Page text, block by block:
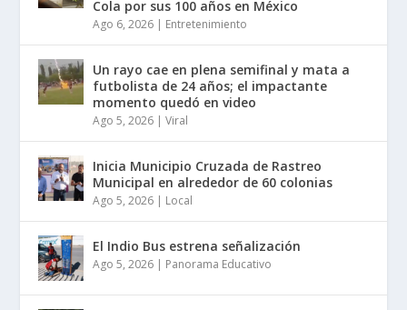
Cola por sus 100 años en México
Ago 6, 2026 | Entretenimiento
Un rayo cae en plena semifinal y mata a
futbolista de 24 años; el impactante
momento quedó en video
Ago 5, 2026 |Viral
Inicia Municipio Cruzada de Rastreo
Municipal en alrededor de 60 colonias
Ago 5, 2026 | Local
El Indio Bus estrena señalización
Ago 5, 2026 | Panorama Educativo